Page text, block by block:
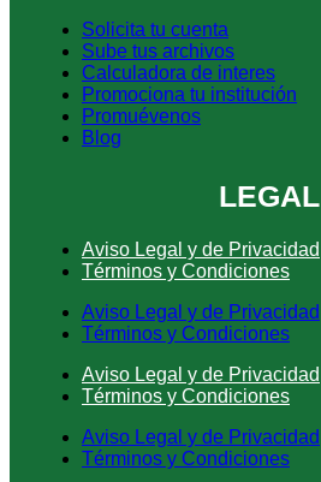
Solicita tu cuenta
Sube tus archivos
Calculadora de interes
Promociona tu institución
Promuévenos
Blog
LEGAL
Aviso Legal y de Privacidad
Términos y Condiciones
Aviso Legal y de Privacidad
Términos y Condiciones
Aviso Legal y de Privacidad
Términos y Condiciones
Aviso Legal y de Privacidad
Términos y Condiciones